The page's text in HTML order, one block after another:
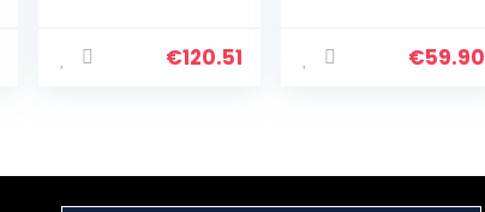
beglazing |
° C |
Geëmailleerd |
€120.51
Rockstone
met twee
platen
€59.90